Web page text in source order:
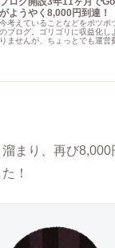
がようやく8,000円到達！
今考えていることなどをポツポ
のブログ。ゴリゴリに収益化
りませんが、ちょっとでも運営
まり、再び
！